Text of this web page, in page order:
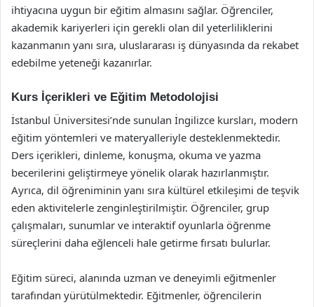
ihtiyacına uygun bir eğitim almasını sağlar. Öğrenciler,
akademik kariyerleri için gerekli olan dil yeterliliklerini
kazanmanın yanı sıra, uluslararası iş dünyasında da rekabet
edebilme yeteneği kazanırlar.
Kurs İçerikleri ve Eğitim Metodolojisi
İstanbul Üniversitesi’nde sunulan İngilizce kursları, modern
eğitim yöntemleri ve materyalleriyle desteklenmektedir.
Ders içerikleri, dinleme, konuşma, okuma ve yazma
becerilerini geliştirmeye yönelik olarak hazırlanmıştır.
Ayrıca, dil öğreniminin yanı sıra kültürel etkileşimi de teşvik
eden aktivitelerle zenginleştirilmiştir. Öğrenciler, grup
çalışmaları, sunumlar ve interaktif oyunlarla öğrenme
süreçlerini daha eğlenceli hale getirme fırsatı bulurlar.
Eğitim süreci, alanında uzman ve deneyimli eğitmenler
tarafından yürütülmektedir. Eğitmenler, öğrencilerin